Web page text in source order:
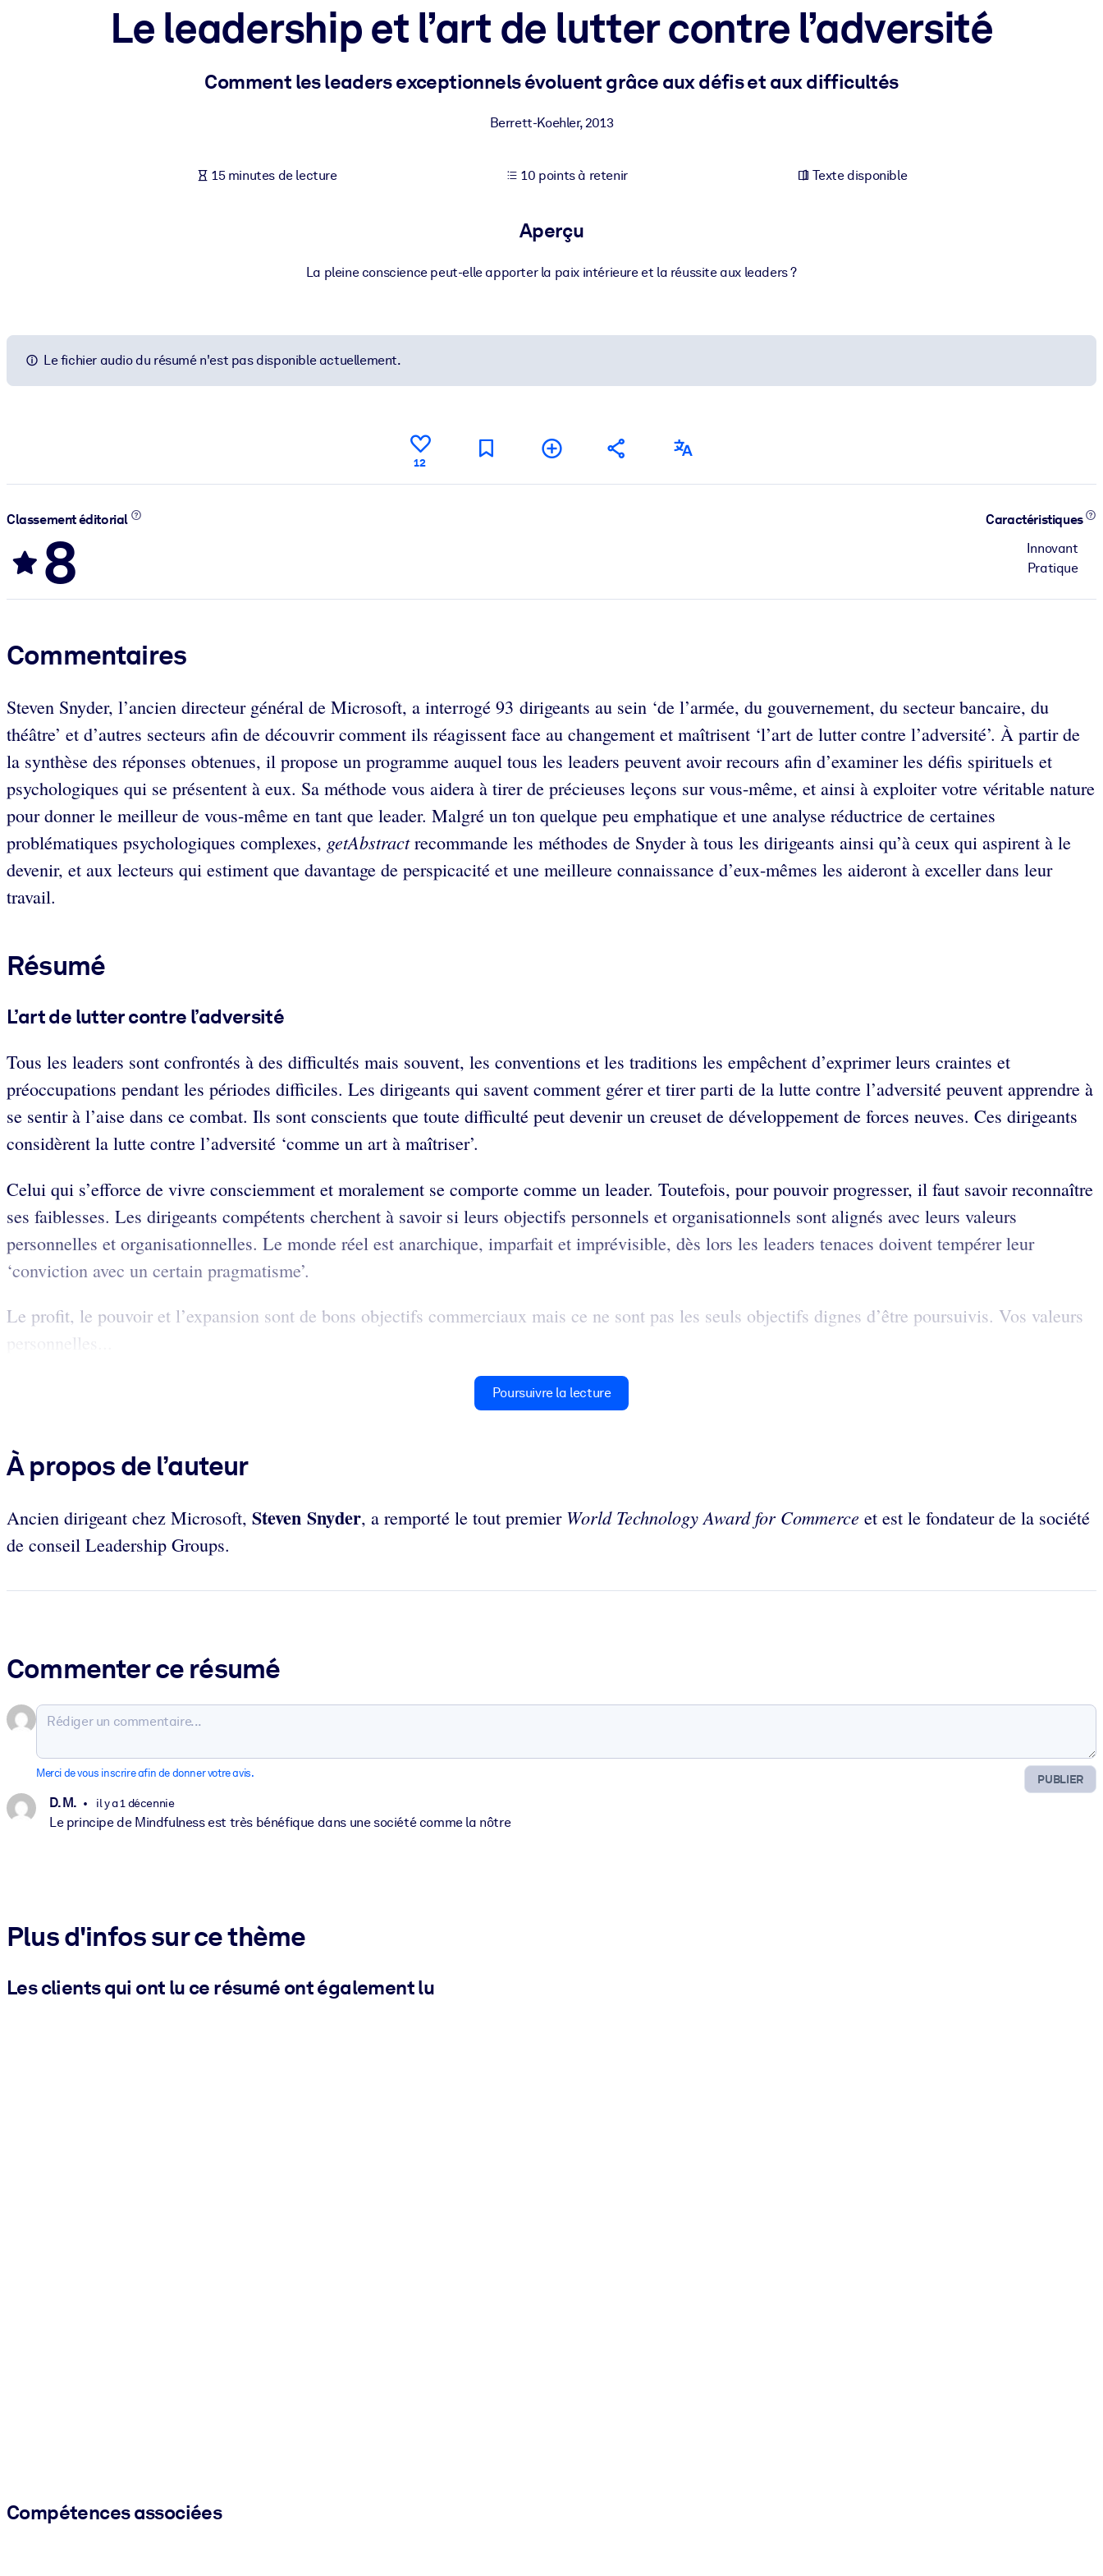
Pour bibliothèques d'entreprise
Enrichissez votre bibliothèque d'entreprise avec des connaissances commerciales fiables et prêtes à l'emploi.
Alimentez vos systèmes d'IA avec des connaissances fiables et structurées pour améliorer les résultats.
Le leadership et l’art de lutter contre l’adversité
Comment les leaders exceptionnels évoluent grâce aux défis et aux difficultés
Berrett-Koehler,2013
15 minutes de lecture 10 points à retenir Texte disponible
Aperçu
La pleine conscience peut-elle apporter la paix intérieure et la réussite aux leaders ?
Le fichier audio du résumé n'est pas disponible actuellement.
12
Classement éditorial
8
Caractéristiques
Innovant
Pratique
Commentaires
Steven Snyder, l’ancien directeur général de Microsoft, a interrogé 93 dirigeants au sein ‘de l’armée, du gouvernement, du secteur bancaire, du
théâtre’ et d’autres secteurs afin de découvrir comment ils réagissent face au changement et maîtrisent ‘l’art de lutter contre l’adversité’. À partir de
la synthèse des réponses obtenues, il propose un programme auquel tous les leaders peuvent avoir recours afin d’examiner les défis spirituels et
psychologiques qui se présentent à eux. Sa méthode vous aidera à tirer de précieuses leçons sur vous-même, et ainsi à exploiter votre véritable nature
pour donner le meilleur de vous-même en tant que leader. Malgré un ton quelque peu emphatique et une analyse réductrice de certaines
problématiques psychologiques complexes, getAbstractrecommande les méthodes de Snyder à tous les dirigeants ainsi qu’à ceux qui aspirent à le
devenir, et aux lecteurs qui estiment que davantage de perspicacité et une meilleure connaissance d’eux-mêmes les aideront à exceller dans leur
travail.
Résumé
L’art de lutter contre l’adversité
Tous les leaders sont confrontés à des difficultés mais souvent, les conventions et les traditions les empêchent d’exprimer leurs craintes et
préoccupations pendant les périodes difficiles. Les dirigeants qui savent comment gérer et tirer parti de la lutte contre l’adversité peuvent apprendre à
se sentir à l’aise dans ce combat. Ils sont conscients que toute difficulté peut devenir un creuset de développement de forces neuves. Ces dirigeants
considèrent la lutte contre l’adversité ‘comme un art à maîtriser’.
Celui qui s’efforce de vivre consciemment et moralement se comporte comme un leader. Toutefois, pour pouvoir progresser, il faut savoir reconnaître
ses faiblesses. Les dirigeants compétents cherchent à savoir si leurs objectifs personnels et organisationnels sont alignés avec leurs valeurs
personnelles et organisationnelles. Le monde réel est anarchique, imparfait et imprévisible, dès lors les leaders tenaces doivent tempérer leur
‘conviction avec un certain pragmatisme’.
Le profit, le pouvoir et l’expansion sont de bons objectifs commerciaux mais ce ne sont pas les seuls objectifs dignes d’être poursuivis. Vos valeurs
personnelles...
Poursuivre la lecture
À propos de l’auteur
Ancien dirigeant chez Microsoft, Steven Snyder, a remporté le tout premier World Technology Award for Commerce et est le fondateur de la société
de conseil Leadership Groups.
Commenter ce résumé
PUBLIER
Merci de vous inscrire afin de donner votre avis.
D. M. il y a 1 décennie
Le principe de Mindfulness est très bénéfique dans une société comme la nôtre
Plus d'infos sur ce thème
Les clients qui ont lu ce résumé ont également lu
Compétences associées